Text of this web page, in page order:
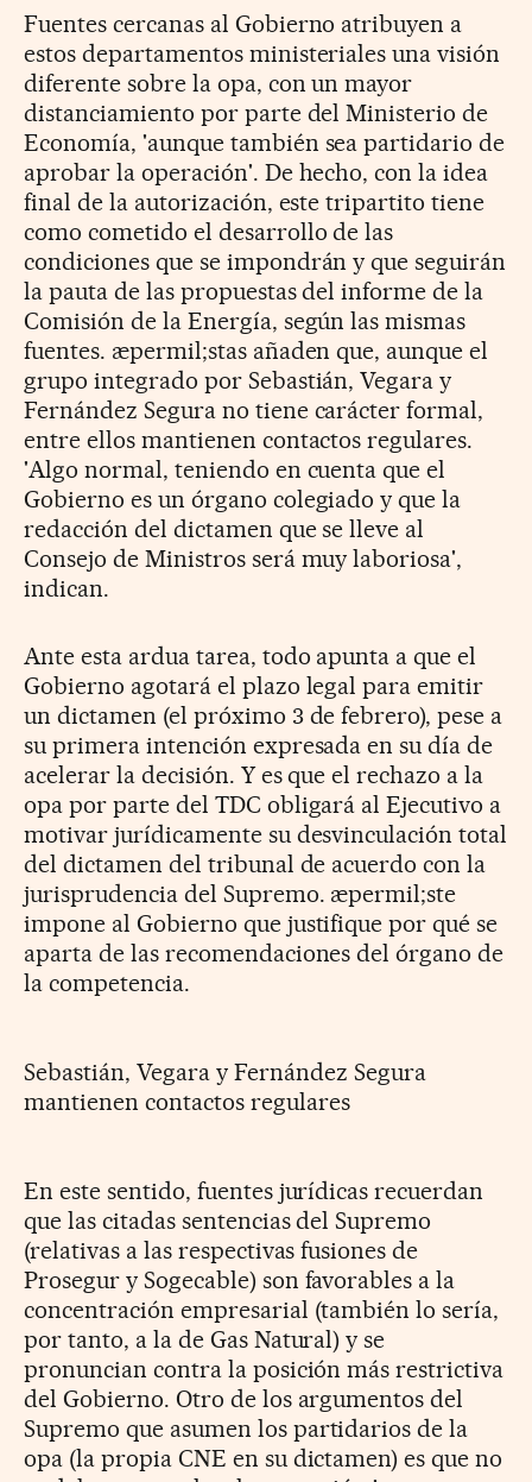
Fuentes cercanas al Gobierno atribuyen a
estos departamentos ministeriales una visión
diferente sobre la opa, con un mayor
distanciamiento por parte del Ministerio de
Economía, 'aunque también sea partidario de
aprobar la operación'. De hecho, con la idea
final de la autorización, este tripartito tiene
como cometido el desarrollo de las
condiciones que se impondrán y que seguirán
la pauta de las propuestas del informe de la
Comisión de la Energía, según las mismas
fuentes. æpermil;stas añaden que, aunque el
grupo integrado por Sebastián, Vegara y
Fernández Segura no tiene carácter formal,
entre ellos mantienen contactos regulares.
'Algo normal, teniendo en cuenta que el
Gobierno es un órgano colegiado y que la
redacción del dictamen que se lleve al
Consejo de Ministros será muy laboriosa',
indican.
Ante esta ardua tarea, todo apunta a que el
Gobierno agotará el plazo legal para emitir
un dictamen (el próximo 3 de febrero), pese a
su primera intención expresada en su día de
acelerar la decisión. Y es que el rechazo a la
opa por parte del TDC obligará al Ejecutivo a
motivar jurídicamente su desvinculación total
del dictamen del tribunal de acuerdo con la
jurisprudencia del Supremo. æpermil;ste
impone al Gobierno que justifique por qué se
aparta de las recomendaciones del órgano de
la competencia.
Sebastián, Vegara y Fernández Segura
mantienen contactos regulares
En este sentido, fuentes jurídicas recuerdan
que las citadas sentencias del Supremo
(relativas a las respectivas fusiones de
Prosegur y Sogecable) son favorables a la
concentración empresarial (también lo sería,
por tanto, a la de Gas Natural) y se
pronuncian contra la posición más restrictiva
del Gobierno. Otro de los argumentos del
Supremo que asumen los partidarios de la
opa (la propia CNE en su dictamen) es que no